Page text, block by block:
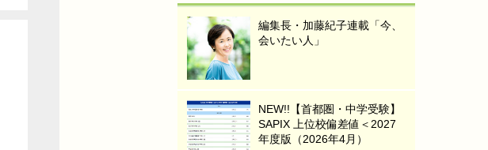
編集長・加藤紀子連載「今、
会いたい人」
NEW!!【首都圏・中学受験】
SAPIX 上位校偏差値＜2027
年度版（2026年4月）